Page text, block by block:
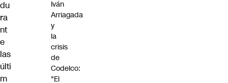
du
ra
nt
e
las
últi
m
Iván
Arriagada
y
la
crisis
de
Codelco:
"El